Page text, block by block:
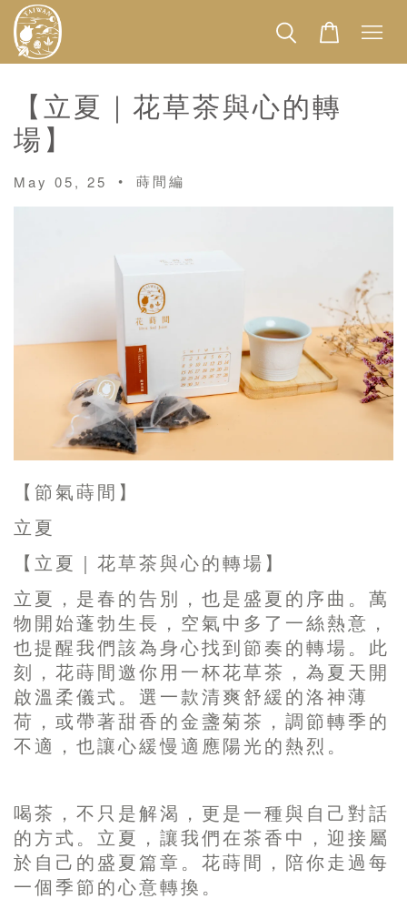
【立夏｜花草茶與心的轉
場】
May 05, 25 • 蒔間編
【節氣蒔間】
立夏
【立夏｜花草茶與心的轉場】
立夏，是春的告別，也是盛夏的序曲。萬
物開始蓬勃生長，空氣中多了一絲熱意，
也提醒我們該為身心找到節奏的轉場。此
刻，花蒔間邀你用一杯花草茶，為夏天開
啟溫柔儀式。選一款清爽舒緩的洛神薄
荷，或帶著甜香的金盞菊茶，調節轉季的
不適，也讓心緩慢適應陽光的熱烈。
喝茶，不只是解渴，更是一種與自己對話
的方式。立夏，讓我們在茶香中，迎接屬
於自己的盛夏篇章。花蒔間，陪你走過每
一個季節的心意轉換。